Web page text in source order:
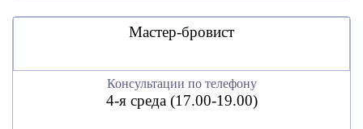
Мастер-бровист
Консультации по телефону
4-я среда (17.00-19.00)